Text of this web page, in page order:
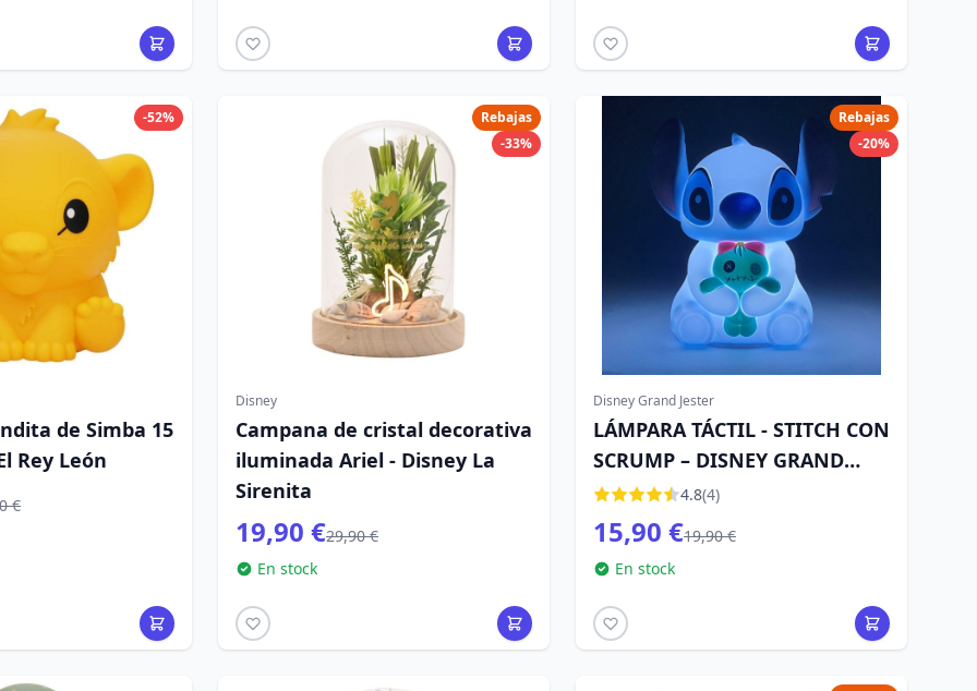
-52%
de Simba 15
Rey León
€
Rebajas
-33%
Disney
Campana de cristal decorativa
iluminada Ariel - Disney La
Sirenita
19,90 €29,90 €
En stock
Rebajas
-20%
Disney Grand Jester
LÁMPARA TÁCTIL - STITCH CON
SCRUMP – DISNEY GRAND
JESTER
4.8(4)
15,90 €19,90 €
En stock